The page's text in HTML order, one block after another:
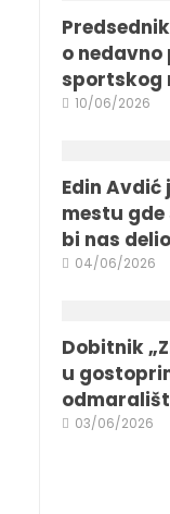
o
sportskog
10/06/2026
Edin
mestu
bi nas delio
04/06/2026
Dobitnik
u
03/06/2026